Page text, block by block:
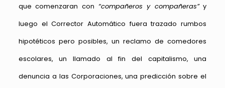
que comenzaran con “compañeros y compañeras”y
luego el Corrector Automático fuera trazado rumbos
hipotéticos pero posibles, un reclamo de comedores
escolares, un llamado al fin del capitalismo, una
denuncia a las Corporaciones, una predicción sobre el